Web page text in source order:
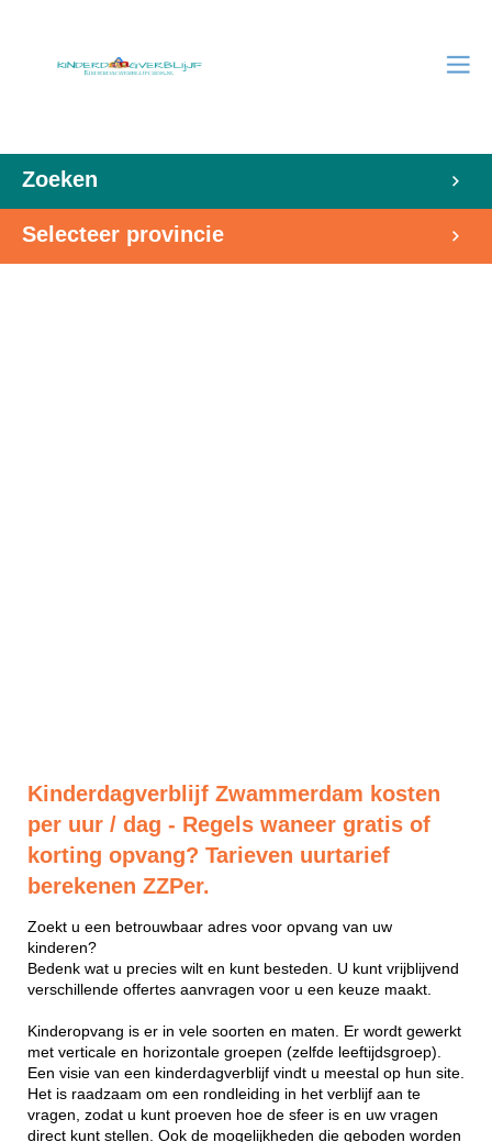
Zoeken
Selecteer provincie
Kinderdagverblijf Zwammerdam kosten
per uur / dag - Regels waneer gratis of
korting opvang? Tarieven uurtarief
berekenen ZZPer.
Zoekt u een betrouwbaar adres voor opvang van uw
kinderen?
Bedenk wat u precies wilt en kunt besteden. U kunt vrijblijvend
verschillende offertes aanvragen voor u een keuze maakt.
Kinderopvang is er in vele soorten en maten. Er wordt gewerkt
met verticale en horizontale groepen (zelfde leeftijdsgroep).
Een visie van een kinderdagverblijf vindt u meestal op hun site.
Het is raadzaam om een rondleiding in het verblijf aan te
vragen, zodat u kunt proeven hoe de sfeer is en uw vragen
direct kunt stellen. Ook de mogelijkheden die geboden worden